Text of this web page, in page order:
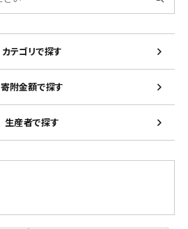
カテゴリで探す
寄附金額で探す
生産者で探す